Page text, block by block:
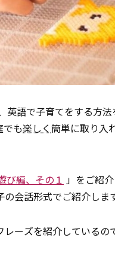
語で子育てをする方
も楽しく簡単に取り入
び編、その１ 」をご紹
会話形式でご紹介しま
ーズを紹介している